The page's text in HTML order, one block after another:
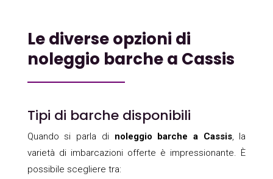
Le diverse opzioni di
noleggio barche a Cassis
Tipi di barche disponibili
Quando si parla di noleggio barche a Cassis, la
varietà di imbarcazioni offerte è impressionante. È
possibile scegliere tra: